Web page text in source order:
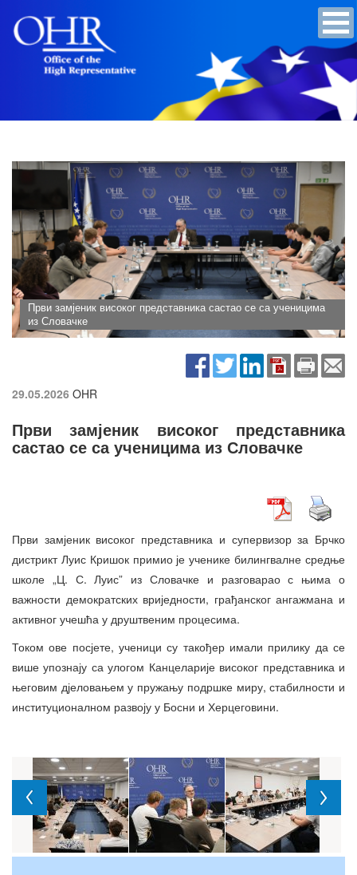
Први замјеник високог представника састао се са ученицима
из Словачке
29.05.2026 OHR
Први замјеник високог представника
састао се са ученицима из Словачке
Први замјеник високог представника и супервизор за Брчко
дистрикт Луис Кришок примио је ученике билингвалне средње
школе „Ц. С. Луис” из Словачке и разговарао с њима о
важности демократских вриједности, грађанског ангажмана и
активног учешћа у друштвеним процесима.
Током ове посјете, ученици су такођер имали прилику да се
више упознају са улогом Канцеларије високог представника и
његовим дјеловањем у пружању подршке миру, стабилности и
институционалном развоју у Босни и Херцеговини.